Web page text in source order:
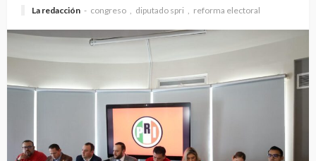
La redacción congreso diputado spri reforma electoral